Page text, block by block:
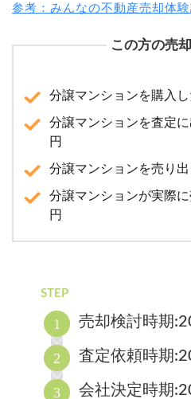
参考：みんなの不動産売却体験
この方の売
分譲マンションを購入
分譲マンションを査定
円
分譲マンションを売り
分譲マンションが実際
円
STEP
売却検討時期
査定依頼時期
会社決定時期